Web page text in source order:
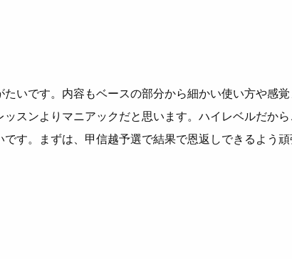
たいです。 内容もベースの部分から細かい使い方や感
ッスンよりマニアックだと思います。ハイレベルだから
す。
まずは、甲信越予選で結果で恩返しできるよう頑